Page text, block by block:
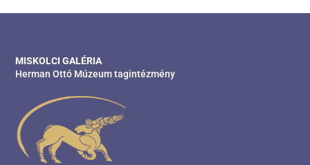
MISKOLCI GALÉRIA
Herman Ottó Múzeum tagintézmény